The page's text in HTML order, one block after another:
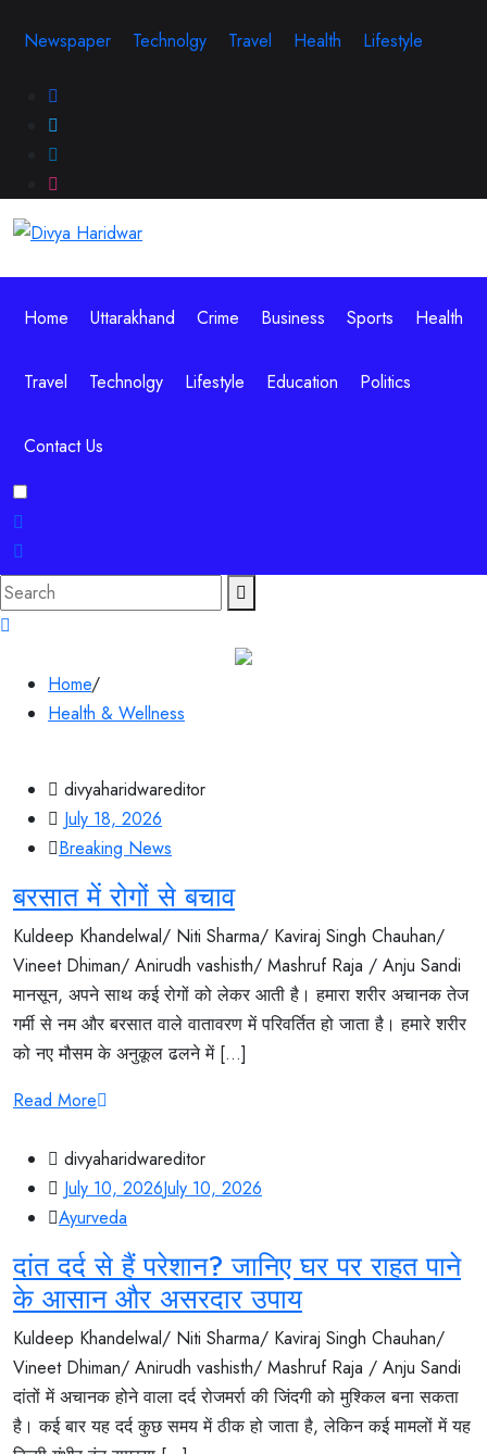
Newspaper Technolgy Travel Health Lifestyle
Home Uttarakhand Crime Business Sports Health
Travel Technolgy Lifestyle Education Politics
Contact Us
Search
for:
Home/
Health & Wellness
divyaharidwareditor
July 18, 2026
Breaking News
बरसात में रोगों से बचाव
Kuldeep Khandelwal/ Niti Sharma/ Kaviraj Singh Chauhan/
Vineet Dhiman/ Anirudh vashisth/ Mashruf Raja / Anju Sandi
मानसून, अपने साथ कई रोगों को लेकर आती है। हमारा शरीर अचानक तेज
गर्मी से नम और बरसात वाले वातावरण में परिवर्तित हो जाता है। हमारे शरीर
को नए मौसम के अनुकूल ढलने में [...]
Read More
divyaharidwareditor
July 10, 2026July 10, 2026
Ayurveda
दांत दर्द से हैं परेशान? जानिए घर पर राहत पाने
के आसान और असरदार उपाय
Kuldeep Khandelwal/ Niti Sharma/ Kaviraj Singh Chauhan/
Vineet Dhiman/ Anirudh vashisth/ Mashruf Raja / Anju Sandi
दांतों में अचानक होने वाला दर्द रोजमर्रा की जिंदगी को मुश्किल बना सकता
है। कई बार यह दर्द कुछ समय में ठीक हो जाता है, लेकिन कई मामलों में यह